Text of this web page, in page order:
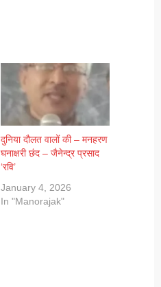
दुनिया दौलत वालों की – मनहरण
घनाक्षरी छंद – जैनेन्द्र प्रसाद
‘रवि’
January 4, 2026
In "Manorajak"